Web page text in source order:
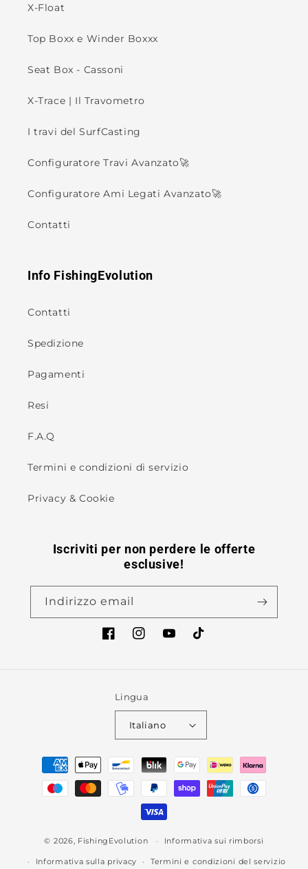
X-Float
Top Boxx e Winder Boxxx
Seat Box - Cassoni
X-Trace | Il Travometro
I travi del SurfCasting
Configuratore Travi Avanzato🚀
Configuratore Ami Legati Avanzato🚀
Contatti
Info FishingEvolution
Contatti
Spedizione
Pagamenti
Resi
F.A.Q
Termini e condizioni di servizio
Privacy & Cookie
Iscriviti per non perdere le offerte
esclusive!
Indirizzo email
FacebookInstagramYouTubeTikTok
Lingua
Italiano
Metodi
pagamento
© 2026, FishingEvolution Informativa sui rimborsi
Informativa sulla privacy Termini e condizioni del servizio